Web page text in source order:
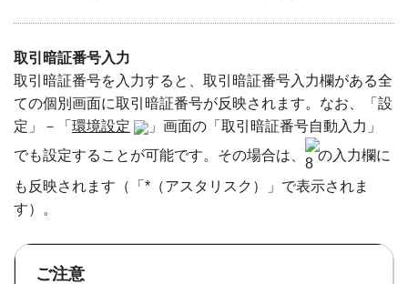
取引暗証番号入力
取引暗証番号を入力すると、取引暗証番号入力欄がある全
ての個別画面に取引暗証番号が反映されます。なお、「設
定」－「 環境設定
」画面の「取引暗証番号自動入力」
でも設定することが可能です。その場合は、
の入力欄に
も反映されます（「*（アスタリスク）」で表示されま
す）。
ご注意